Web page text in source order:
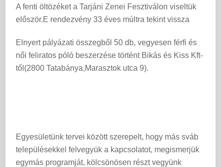
A fenti öltözéket a Tarjáni Zenei Fesztiválon viseltük
először.E rendezvény 33 éves múltra tekint vissza
Elnyert pályázati összegből 50 db, vegyesen férfi és
női feliratos póló beszerzése történt Bikás és Kiss Kft-
től(2800 Tatabánya,Marasztok utca 9).
Egyesületünk tervei között szerepelt, hogy más sváb
településekkel felvegyük a kapcsolatot, megismerjük
egymás programját, kölcsönösen részt vegyünk